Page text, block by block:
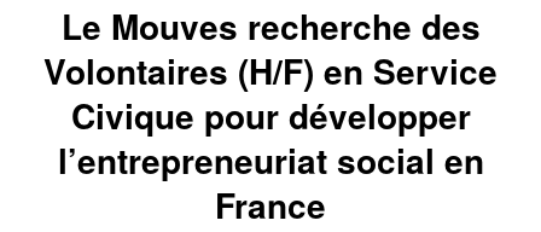
Le Mouves recherche des
Volontaires (H/F) en Service
Civique pour développer
l’entrepreneuriat social en
France